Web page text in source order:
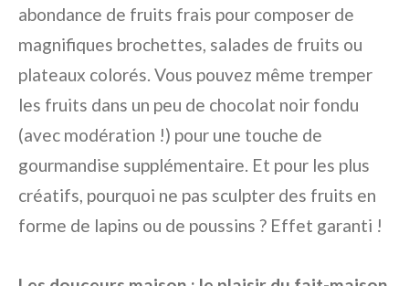
abondance de fruits frais pour composer de
magnifiques brochettes, salades de fruits ou
plateaux colorés. Vous pouvez même tremper
les fruits dans un peu de chocolat noir fondu
(avec modération !) pour une touche de
gourmandise supplémentaire. Et pour les plus
créatifs, pourquoi ne pas sculpter des fruits en
forme de lapins ou de poussins ? Effet garanti !